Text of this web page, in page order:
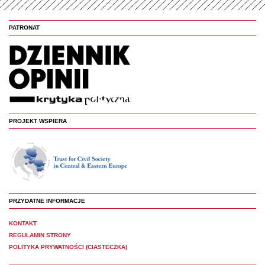
PATRONAT
PROJEKT WSPIERA
PRZYDATNE INFORMACJE
KONTAKT
REGULAMIN STRONY
POLITYKA PRYWATNOŚCI (CIASTECZKA)